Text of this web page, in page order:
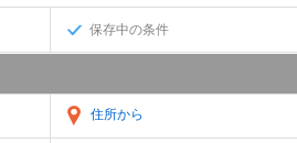
保存中の条件
住所から